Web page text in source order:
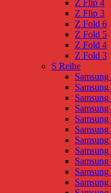
Z Flip 4
Z Flip 3
Z Fold 6
Z Fold 5
Z Fold 4
Z Fold 3
S Reihe
Samsung
Samsung
Samsung